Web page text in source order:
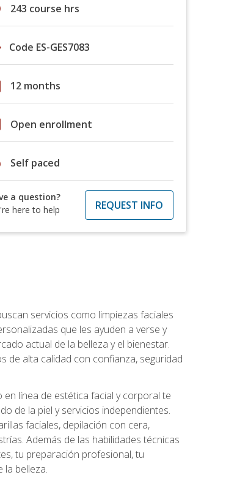
243 course hrs
Code ES-GES7083
12 months
Open enrollment
Self paced
a question?
here to help
REQUEST INFO
servicios como limpiezas faciales
que les ayuden a verse y
actual de la belleza y el bienestar.
de alta calidad con confianza, seguridad
línea de estética facial y corporal te
de la piel y servicios independientes.
faciales, depilación con cera,
Además de las habilidades técnicas
tu preparación profesional, tu
la belleza.